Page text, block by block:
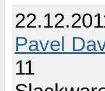
Pavel
11